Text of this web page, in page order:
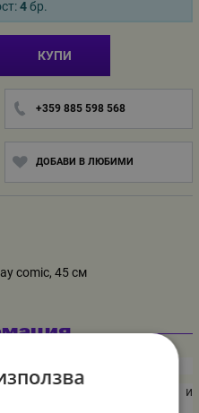
4бр.
КУПИ
+359 885 598 568
ДОБАВИ В ЛЮБИМИ
comic, 45 см
comic, 45 см
и декорации на партита и